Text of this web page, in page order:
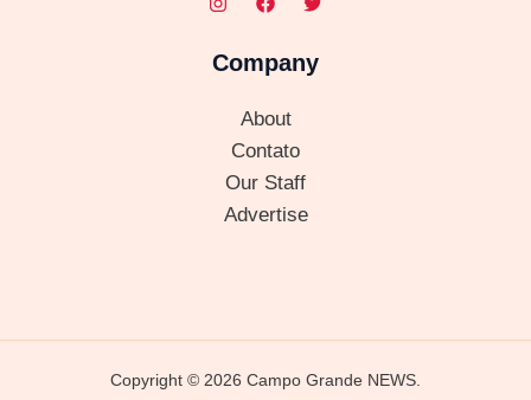
Company
About
Contato
Our Staff
Advertise
Copyright © 2026 Campo Grande NEWS.